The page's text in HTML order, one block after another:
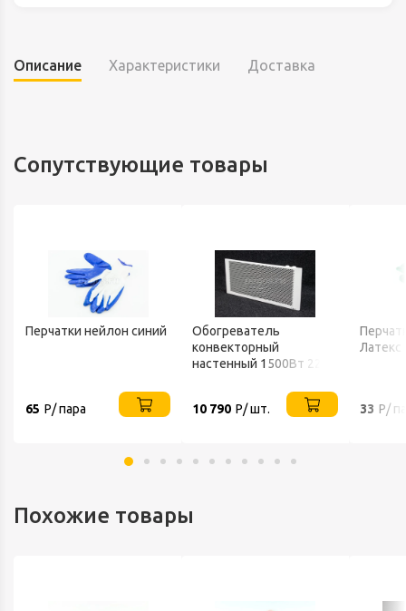
Описание Характеристики Доставка
Сопутствующие товары
Перчатки нейлон синий
65 Р/ пара
Обогреватель
конвекторный
настенный 1500Вт 220В
10 790 Р/ шт.
Латекс
33 Р/
Похожие товары